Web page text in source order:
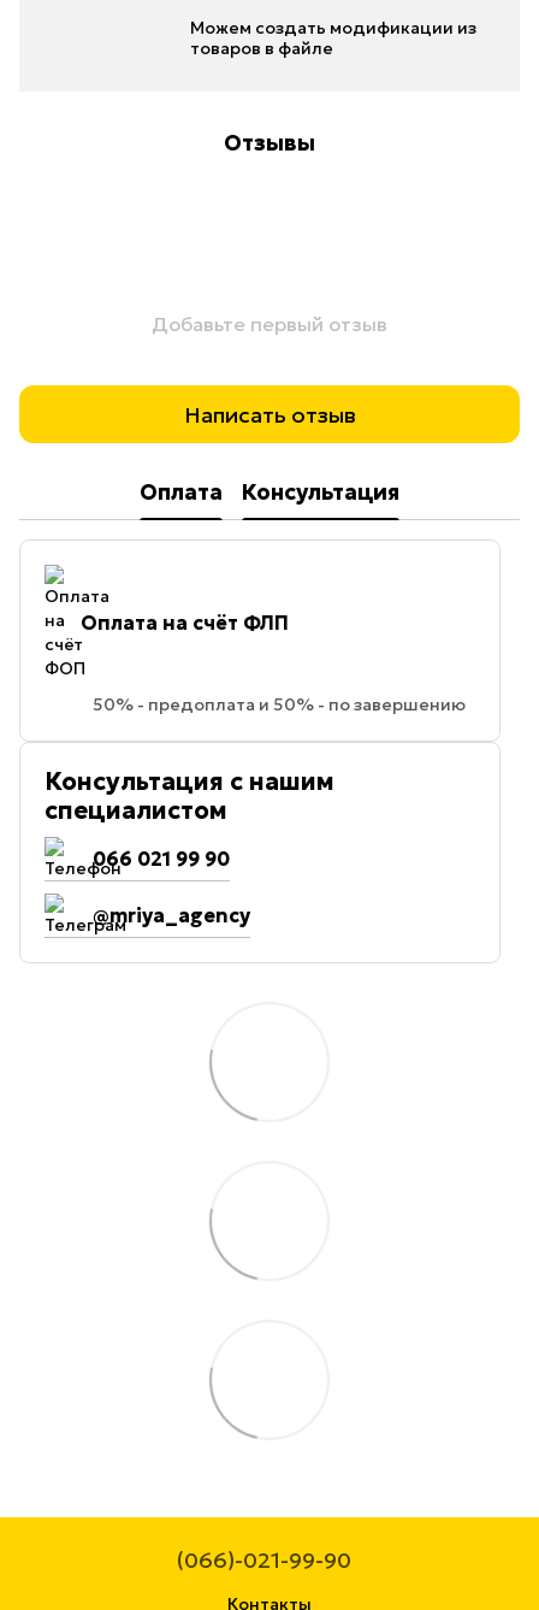
Можем создать модификации из
товаров в файле
Отзывы
Добавьте первый отзыв
Написать отзыв
Оплата Консультация
Оплата на счёт ФЛП
50% - предоплата и 50% - по завершению
Консультация с нашим
специалистом
066 021 99 90
@mriya_agency
(066)-021-99-90
Контакты